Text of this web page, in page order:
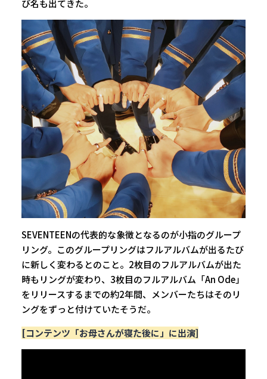
び名も出てきた。
SEVENTEENの代表的な象徴となるのが小指のグループ
リング。このグループリングはフルアルバムが出るたび
に新しく変わるとのこと。2枚目のフルアルバムが出た
時もリングが変わり、3枚目のフルアルバム「An Ode」
をリリースするまでの約2年間、メンバーたちはそのリ
ングをずっと付けていたそうだ。
[コンテンツ「お母さんが寝た後に」に出演]